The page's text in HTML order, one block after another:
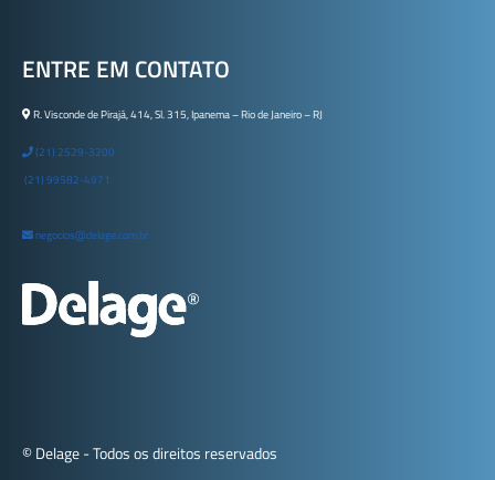
ENTRE EM CONTATO
R. Visconde de Pirajá, 414, Sl. 315, Ipanema – Rio de Janeiro – RJ
(21) 2529-3200
(21) 99582-4971
negocios@delage.com.br
© Delage - Todos os direitos reservados